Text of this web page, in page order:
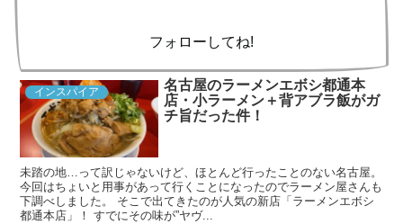
フォローしてね!
インスパイア
名古屋のラーメンエボシ都通本
店・小ラーメン＋背アブラ飯がガ
チ旨だった件！
未踏の地…って訳じゃないけど、ほとんど行ったことのない名古屋。
今回はちょいと用事があって行くことになったのでラーメン屋さんも
下調べしました。 そこで出てきたのが人気の新店「ラーメンエボシ
都通本店」！ すでにその味が”ヤヴ...